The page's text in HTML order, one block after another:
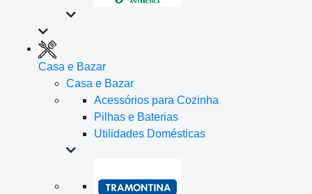
Casa e Bazar
Casa e Bazar
Acessórios para Cozinha
Pilhas e Baterias
Utilidades Domésticas